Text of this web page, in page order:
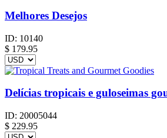
Melhores Desejos
ID: 10140
$ 179.95
Delícias tropicais e guloseimas
ID: 20005044
$ 229.95